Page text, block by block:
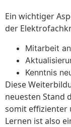
Ein wichtiger
der
Mitarbeit
Kenntnis
Diese
neuesten Stand
somit effizienter
Lernen ist also